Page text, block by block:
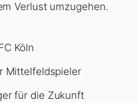
Verlust umzugehen.
Köln
Mittelfeldspieler
für die Zukunft